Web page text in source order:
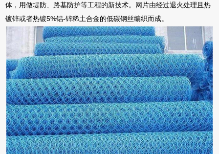
体，用做堤防、路基防护等工程的新技术。网片由经过退火处理且热
镀锌或者热镀5%铝-锌稀土合金的低碳钢丝编织而成。